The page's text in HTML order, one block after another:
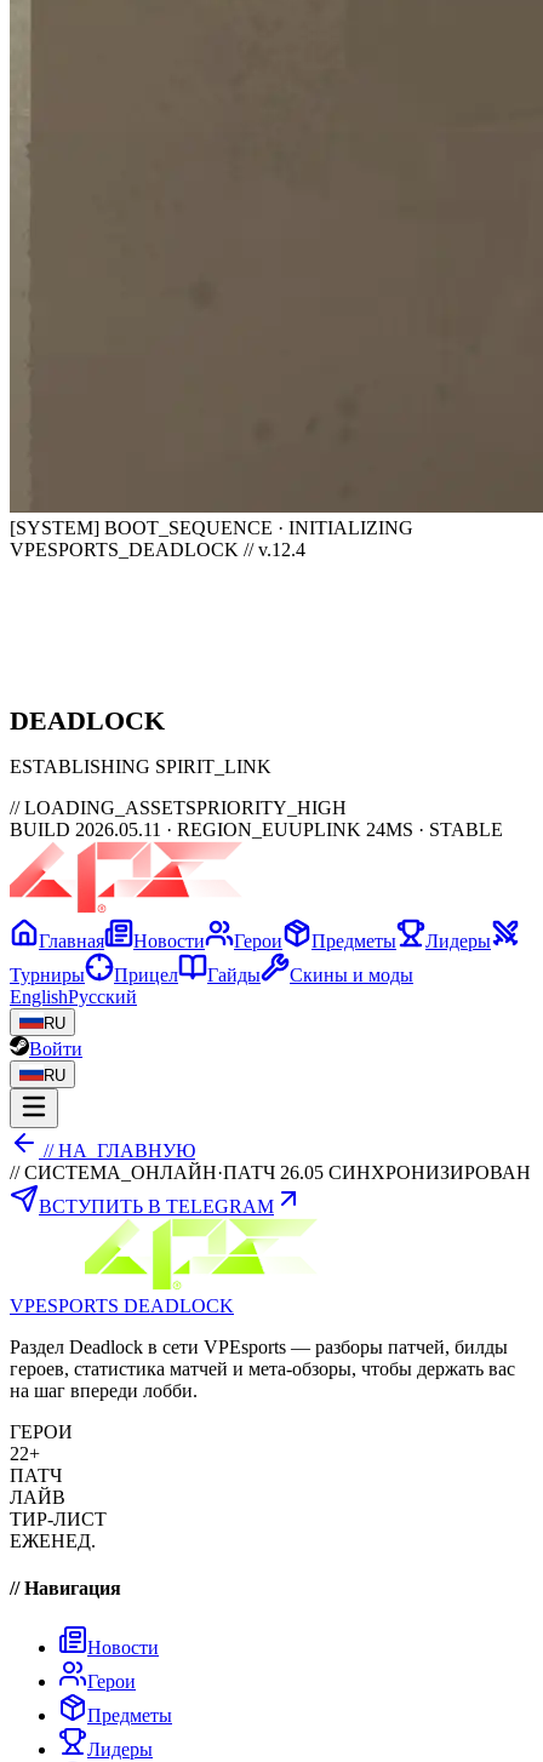
[SYSTEM] BOOT_SEQUENCE · INITIALIZING
VPESPORTS_DEADLOCK // v.12.4
DEADLOCK
ESTABLISHING SPIRIT_LINK
// LOADING_ASSETSPRIORITY_HIGH
BUILD 2026.05.11 · REGION_EUUPLINK 24MS · STABLE
Главная Новости Герои Предметы
Лидеры
Турниры
Прицел Гайды
Скины и моды
EnglishРусский
RU
Войти
RU
// НА_ГЛАВНУЮ
// СИСТЕМА_ОНЛАЙН·ПАТЧ 26.05 СИНХРОНИЗИРОВАН
ВСТУПИТЬ В TELEGRAM
VPESPORTS DEADLOCK
Раздел Deadlock в сети VPEsports — разборы патчей, билды
героев, статистика матчей и мета-обзоры, чтобы держать вас
на шаг впереди лобби.
ГЕРОИ
22+
ПАТЧ
ЛАЙВ
ТИР-ЛИСТ
ЕЖЕНЕД.
// Навигация
Новости
Герои
Предметы
Лидеры